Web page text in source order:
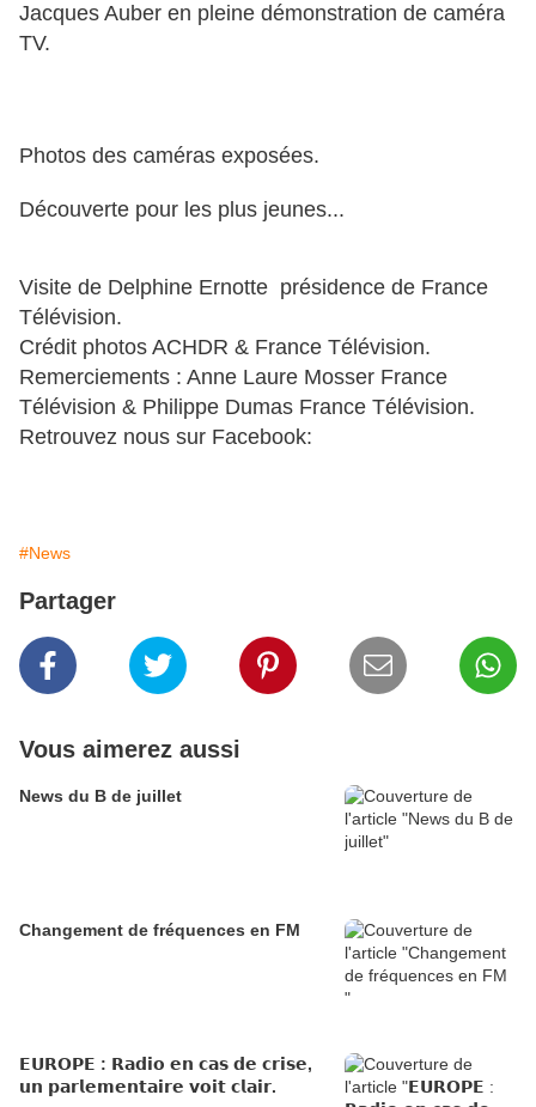
Jacques Auber en pleine démonstration de caméra
TV.
Photos des caméras exposées.
Découverte pour les plus jeunes...
Visite de Delphine Ernotte présidence de France
Télévision.
Crédit photos ACHDR & France Télévision.
Remerciements : Anne Laure Mosser France
Télévision & Philippe Dumas France Télévision.
Retrouvez nous sur Facebook:
#News
Partager
Vous aimerez aussi
News du B de juillet
Changement de fréquences en FM
𝗘𝗨𝗥𝗢𝗣𝗘 : 𝗥𝗮𝗱𝗶𝗼 𝗲𝗻 𝗰𝗮𝘀 𝗱𝗲 𝗰𝗿𝗶𝘀𝗲,
𝘂𝗻 𝗽𝗮𝗿𝗹𝗲𝗺𝗲𝗻𝘁𝗮𝗶𝗿𝗲 𝘃𝗼𝗶𝘁 𝗰𝗹𝗮𝗶𝗿.